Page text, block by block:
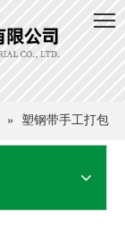
»
塑钢带手工打包